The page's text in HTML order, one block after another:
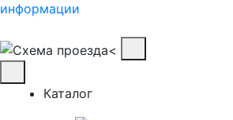
информации
Каталог